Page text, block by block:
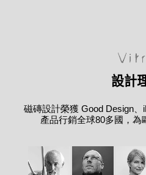
設計
磁磚設計榮獲 Good Design、
產品行銷全球80多國，為